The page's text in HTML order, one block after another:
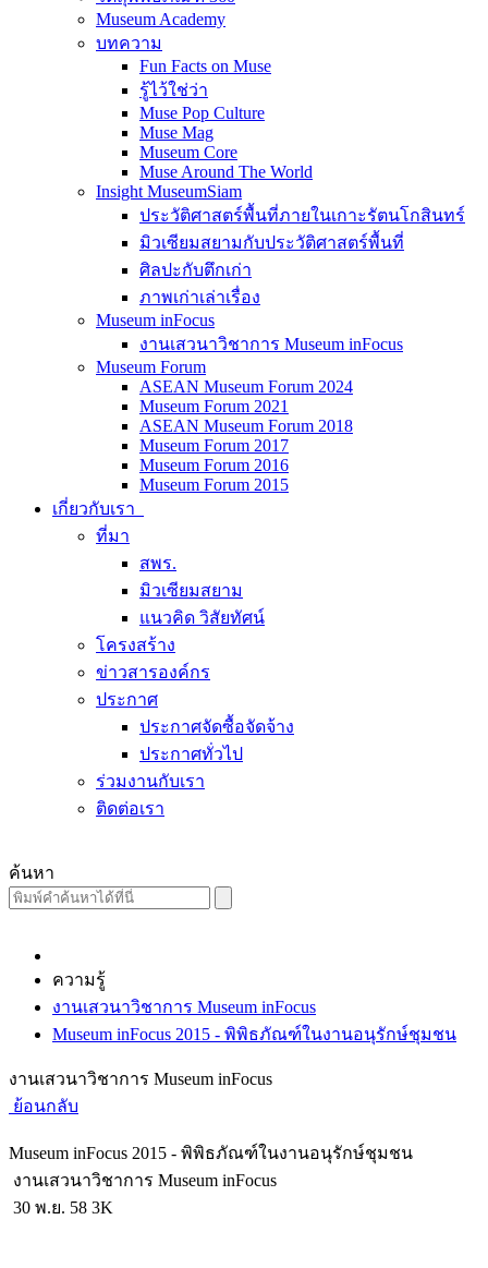
Museum Academy
บทความ
Fun Facts on Muse
รู้ไว้ใช่ว่า
Muse Pop Culture
Muse Mag
Museum Core
Muse Around The World
Insight MuseumSiam
ประวัติศาสตร์พื้นที่ภายในเกาะรัตนโกสินทร์
มิวเซียมสยามกับประวัติศาสตร์พื้นที่
ศิลปะกับตึกเก่า
ภาพเก่าเล่าเรื่อง
Museum inFocus
งานเสวนาวิชาการ Museum inFocus
Museum Forum
ASEAN Museum Forum 2024
Museum Forum 2021
ASEAN Museum Forum 2018
Museum Forum 2017
Museum Forum 2016
Museum Forum 2015
เกี่ยวกับเรา
ที่มา
สพร.
มิวเซียมสยาม
แนวคิด วิสัยทัศน์
โครงสร้าง
ข่าวสารองค์กร
ประกาศ
ประกาศจัดซื้อจัดจ้าง
ประกาศทั่วไป
ร่วมงานกับเรา
ติดต่อเรา
ค้นหา
ความรู้
งานเสวนาวิชาการ Museum inFocus
Museum inFocus 2015 - พิพิธภัณฑ์ในงานอนุรักษ์ชุมชน
งานเสวนาวิชาการ Museum inFocus
ย้อนกลับ
Museum inFocus 2015 - พิพิธภัณฑ์ในงานอนุรักษ์ชุมชน
งานเสวนาวิชาการ Museum inFocus
30 พ.ย. 58 3K